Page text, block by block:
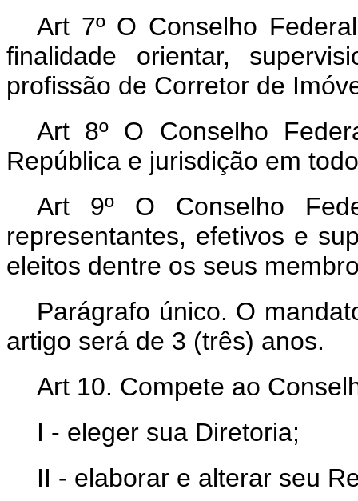
Art 7º O Conselho
finalidade orientar,
profissão de Corretor de
Art 8º O Conselho
República e jurisdição em
Art 9º O Conselho
representantes, efetivos e
eleitos dentre os seus
Parágrafo único. O
artigo será de 3 (três) anos.
Art 10. Compete ao
I - eleger sua Diretoria;
II - elaborar e alterar seu